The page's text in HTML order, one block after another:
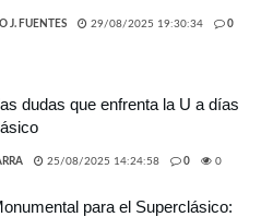
J. FUENTES 29/08/2025 19:30:34 0
dudas que enfrenta la U a días
25/08/2025 14:24:58 0 0
para el Superclásico: